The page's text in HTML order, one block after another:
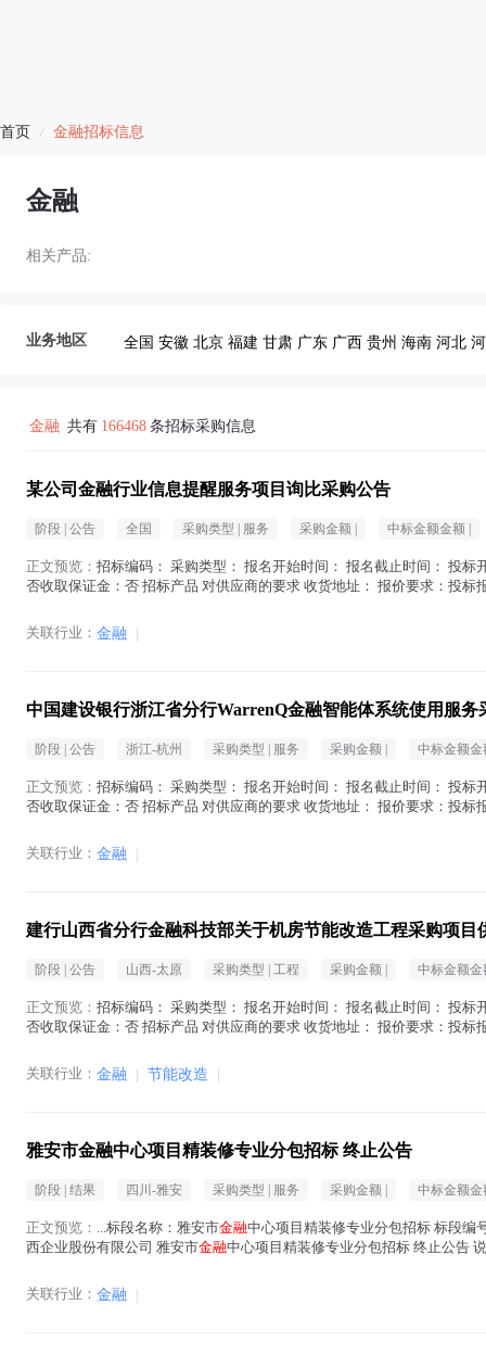
首页 / 金融招标信息
金融
相关产品:
业务地区 全国 安徽 北京 福建 甘肃 广东 广西 贵州 海南 河北
金融 共有 166468 条招标采购信息
某公司金融行业信息提醒服务项目询比采购公告
阶段 | 公告 全国 采购类型 | 服务 采购金额 | 中标金额金额 |
正文预览： 招标编码： 采购类型： 报名开始时间： 报名截止时间： 投
否收取保证金：否 招标产品 对供应商的要求 收货地址： 报价要求：投
关联行业： 金融 |
中国建设银行浙江省分行WarrenQ金融智能体系统使用服务
阶段 | 公告 浙江-杭州 采购类型 | 服务 采购金额 | 中标金额金
正文预览： 招标编码： 采购类型： 报名开始时间： 报名截止时间： 投
否收取保证金：否 招标产品 对供应商的要求 收货地址： 报价要求：投
关联行业： 金融 |
建行山西省分行金融科技部关于机房节能改造工程采购项目
阶段 | 公告 山西-太原 采购类型 | 工程 采购金额 | 中标金额金
正文预览： 招标编码： 采购类型： 报名开始时间： 报名截止时间： 投
否收取保证金：否 招标产品 对供应商的要求 收货地址： 报价要求：投
关联行业： 金融 | 节能改造 |
雅安市金融中心项目精装修专业分包招标 终止公告
阶段 | 结果 四川-雅安 采购类型 | 服务 采购金额 | 中标金额金
正文预览： ...标段名称：雅安市金融中心项目精装修专业分包招标 标段编
西企业股份有限公司 雅安市金融中心项目精装修专业分包招标 终止公告
关联行业： 金融 |